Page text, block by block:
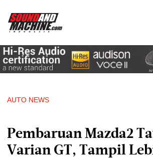
AUTO NEWS
Pembaruan Mazda2
Varian GT, Tampil